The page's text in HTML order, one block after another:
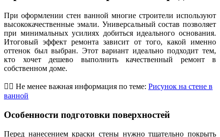
При оформлении стен ванной многие строители используют
высококачественные эмали. Универсальный состав позволяет
при минимальных усилиях добиться идеального основания.
Итоговый эффект ремонта зависит от того, какой именно
оттенок был выбран. Этот вариант идеально подходит тем,
кто хочет дешево выполнить качественный ремонт в
собственном доме.
👷‍♂️ Не менее важная информация по теме: Рисунок на стене в
ванной
Особенности подготовки поверхностей
Перед нанесением краски стены нужно тщательно покрыть